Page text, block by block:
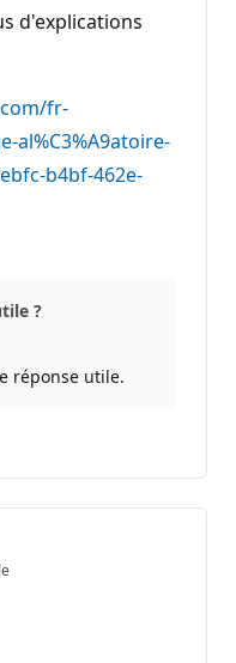
d'explications
fr-
b4bf-462e-
?
réponse utile.